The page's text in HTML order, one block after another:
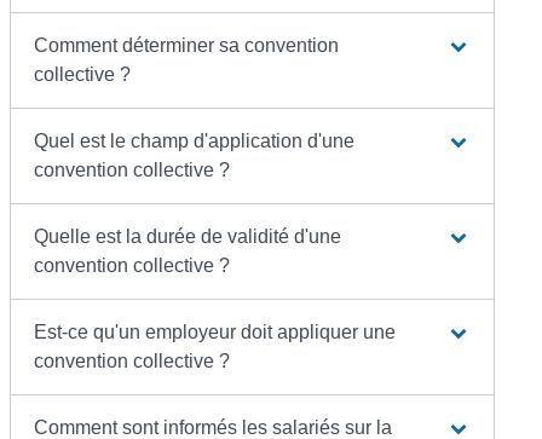
Comment déterminer sa convention
collective ?
Quel est le champ d'application d'une
convention collective ?
Quelle est la durée de validité d'une
convention collective ?
Est-ce qu'un employeur doit appliquer une
convention collective ?
Comment sont informés les salariés sur la